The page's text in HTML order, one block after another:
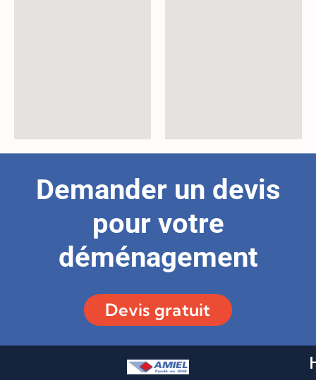
Demander un devis
pour votre
déménagement
Devis gratuit